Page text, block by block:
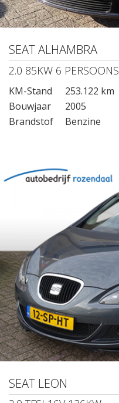
SEAT ALHAMBRA
2.0 85KW 6 PERSOONS
KM-Stand
253.122 km
Bouwjaar
2005
Brandstof
Benzine
SEAT LEON